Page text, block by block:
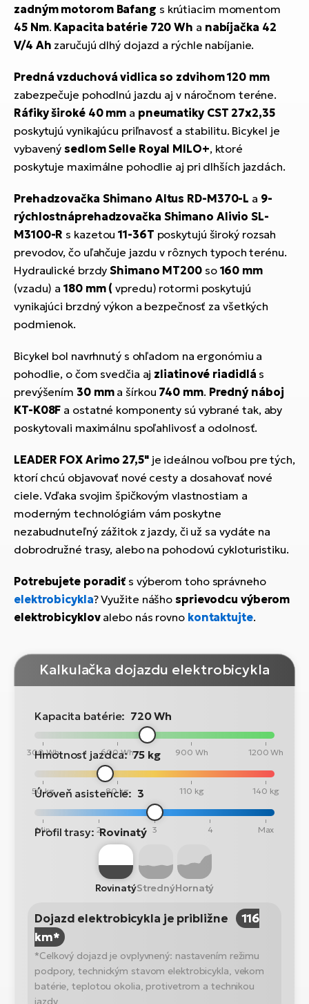
zadným motorom Bafang s krútiacim momentom
45 Nm. Kapacita batérie 720 Wh a nabíjačka 42
V/4 Ah zaručujú dlhý dojazd a rýchle nabíjanie.
Predná vzduchová vidlica so zdvihom 120 mm
zabezpečuje pohodlnú jazdu aj v náročnom teréne.
Ráfiky široké 40 mm a pneumatiky CST 27x2,35
poskytujú vynikajúcu priľnavosť a stabilitu. Bicykel je
vybavenýsedlom Selle Royal MILO+, ktoré
poskytuje maximálne pohodlie aj pri dlhších jazdách.
Prehadzovačka Shimano Altus RD-M370-L a 9-
rýchlostnáprehadzovačka Shimano Alivio SL-
M3100-R s kazetou11-36T poskytujú široký rozsah
prevodov, čo uľahčuje jazdu v rôznych typoch terénu.
Hydraulické brzdyShimano MT200so 160 mm
(vzadu) a180 mm ( vpredu) rotormi poskytujú
vynikajúci brzdný výkon a bezpečnosť za všetkých
podmienok.
Bicykel bol navrhnutý s ohľadom na ergonómiu a
pohodlie, o čom svedčia aj zliatinové riadidlá s
prevýšením 30 mma šírkou 740 mm. Predný náboj
KT-K08F a ostatné komponenty sú vybrané tak, aby
poskytovali maximálnu spoľahlivosť a odolnosť.
LEADER FOX Arimo 27,5"je ideálnou voľbou pre tých,
ktorí chcú objavovať nové cesty a dosahovať nové
ciele. Vďaka svojim špičkovým vlastnostiam a
moderným technológiám vám poskytne
nezabudnuteľný zážitok z jazdy, či už sa vydáte na
dobrodružné trasy, alebo na pohodovú cykloturistiku.
Potrebujete poradiťs výberom toho správneho
elektrobicykla? Využite nášhosprievodcu výberom
elektrobicyklovalebo nás rovno kontaktujte.
Kalkulačka dojazdu elektrobicykla
Kapacita batérie: 720 Wh
300 Wh 600 Wh 900 Wh 1200 Wh
Hmotnosť jazdca: 75 kg
50 kg 80 kg 110 kg 140 kg
Úroveň asistencie: 3
Min 2 3 4 Max
Profil trasy: Rovinatý
RovinatýStrednýHornatý
Dojazd elektrobicykla je približne
116
km*
*Celkový dojazd je ovplyvnený: nastavením režimu
podpory, technickým stavom elektrobicykla, vekom
batérie, teplotou okolia, protivetrom a technikou
jazdy